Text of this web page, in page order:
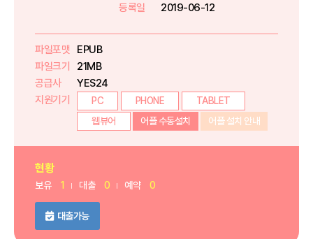
등록일
2019-06-12
파일포맷
EPUB
파일크기
21MB
공급사
YES24
지원기기
PC PHONE
TABLET
웹뷰어
어플 수동설치 어플 설치 안내
현황
보유 1 대출 0 예약 0
대출가능